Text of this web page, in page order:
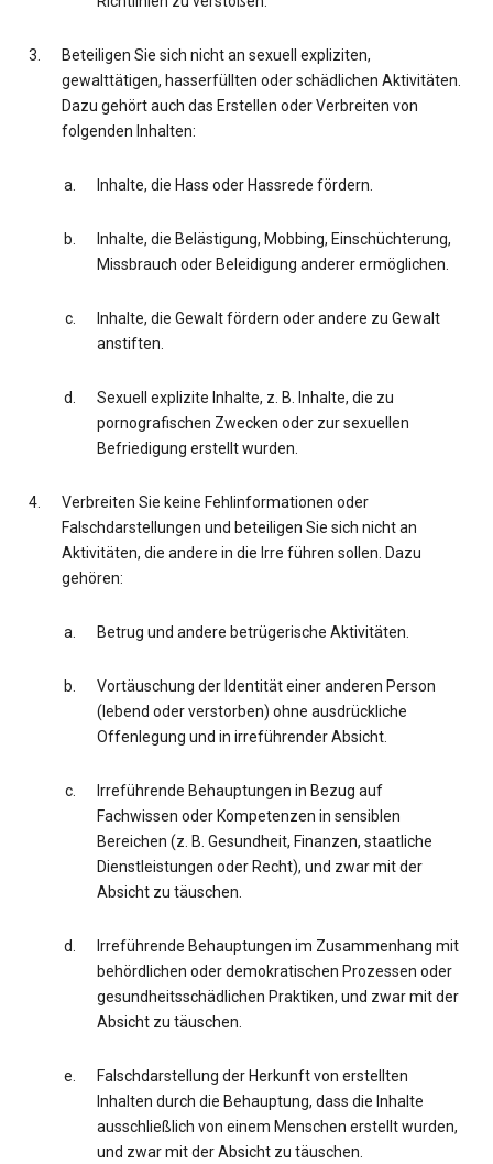
Beteiligen Sie sich nicht an sexuell expliziten,
gewalttätigen, hasserfüllten oder schädlichen Aktivitäten.
Dazu gehört auch das Erstellen oder Verbreiten von
folgenden Inhalten:
Inhalte, die Hass oder Hassrede fördern.
Inhalte, die Belästigung, Mobbing, Einschüchterung,
Missbrauch oder Beleidigung anderer ermöglichen.
Inhalte, die Gewalt fördern oder andere zu Gewalt
anstiften.
Sexuell explizite Inhalte, z. B. Inhalte, die zu
pornografischen Zwecken oder zur sexuellen
Befriedigung erstellt wurden.
Verbreiten Sie keine Fehlinformationen oder
Falschdarstellungen und beteiligen Sie sich nicht an
Aktivitäten, die andere in die Irre führen sollen. Dazu
gehören:
Betrug und andere betrügerische Aktivitäten.
Vortäuschung der Identität einer anderen Person
(lebend oder verstorben) ohne ausdrückliche
Offenlegung und in irreführender Absicht.
Irreführende Behauptungen in Bezug auf
Fachwissen oder Kompetenzen in sensiblen
Bereichen (z. B. Gesundheit, Finanzen, staatliche
Dienstleistungen oder Recht), und zwar mit der
Absicht zu täuschen.
Irreführende Behauptungen im Zusammenhang mit
behördlichen oder demokratischen Prozessen oder
gesundheitsschädlichen Praktiken, und zwar mit der
Absicht zu täuschen.
Falschdarstellung der Herkunft von erstellten
Inhalten durch die Behauptung, dass die Inhalte
ausschließlich von einem Menschen erstellt wurden,
und zwar mit der Absicht zu täuschen.